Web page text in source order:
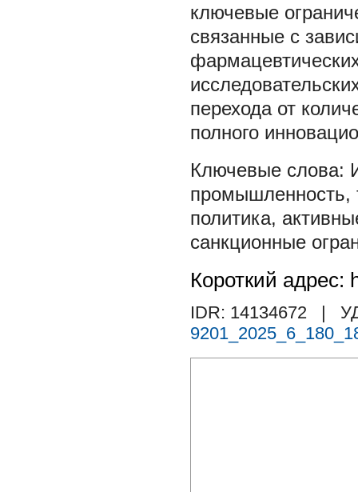
ключевые
связанные с
перехода от
полного
промышленность,
политика,
санкционные
Короткий адрес:
IDR: 14134672
|